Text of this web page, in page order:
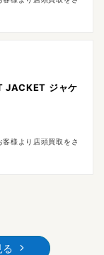
JACKET ジャケ
様より店頭買取をさ
る